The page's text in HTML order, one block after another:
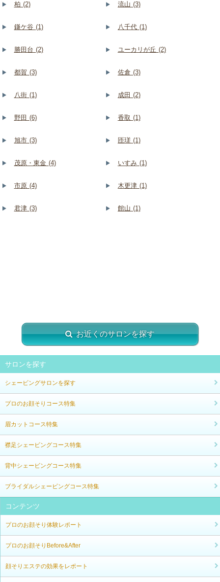
柏 (2) 流山 (3)
鎌ケ谷 (1) 八千代 (1)
勝田台 (2) ユーカリが丘 (2)
都賀 (3) 佐倉 (3)
八街 (1) 成田 (2)
野田 (6) 香取 (1)
旭市 (3) 匝瑳 (1)
茂原・東金 (4) いすみ (1)
市原 (4) 木更津 (1)
君津 (3) 館山 (1)
お近くのサロンを探す
サロンを探す
シェービングサロンを探す
プロのお顔そりコース特集
眉カットコース特集
襟足シェービングコース特集
背中シェービングコース特集
ブライダルシェービングコース特集
コンテンツ
プロのお顔そり体験レポート
プロのお顔そりBefore&After
顔そりエステの効果をレポート